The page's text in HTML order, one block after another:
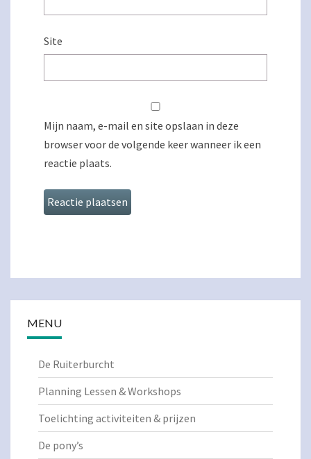
Site
Mijn naam, e-mail en site opslaan in deze
browser voor de volgende keer wanneer ik een
reactie plaats.
MENU
De Ruiterburcht
Planning Lessen & Workshops
Toelichting activiteiten & prijzen
De pony’s